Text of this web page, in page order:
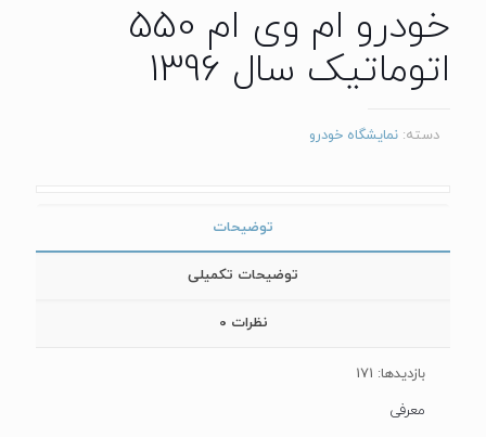
خودرو ام وی ام 550
اتوماتیک سال 1396
دسته: نمایشگاه خودرو
توضیحات
توضیحات تکمیلی
نظرات 0
بازدیدها: 171
معرفی